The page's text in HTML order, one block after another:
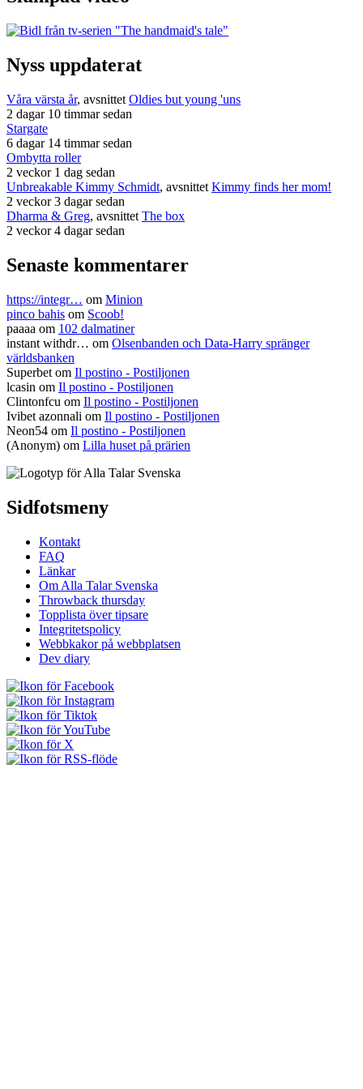
Nyss uppdaterat
Våra värsta år, avsnittet Oldies but young 'uns
2 dagar 10 timmar sedan
Stargate
6 dagar 14 timmar sedan
Ombytta roller
2 veckor 1 dag sedan
Unbreakable Kimmy Schmidt, avsnittet Kimmy finds her mom!
2 veckor 3 dagar sedan
Dharma & Greg, avsnittet The box
2 veckor 4 dagar sedan
Senaste kommentarer
https://integr… om Minion
pinco bahis om Scoob!
paaaa om 102 dalmatiner
instant withdr… om Olsenbanden och Data-Harry spränger
världsbanken
Superbet om Il postino - Postiljonen
lcasin om Il postino - Postiljonen
Clintonfcu om Il postino - Postiljonen
Ivibet azonnali om Il postino - Postiljonen
Neon54 om Il postino - Postiljonen
(Anonym) om Lilla huset på prärien
Sidfotsmeny
Kontakt
FAQ
Länkar
Om Alla Talar Svenska
Throwback thursday
Topplista över tipsare
Integritetspolicy
Webbkakor på webbplatsen
Dev diary